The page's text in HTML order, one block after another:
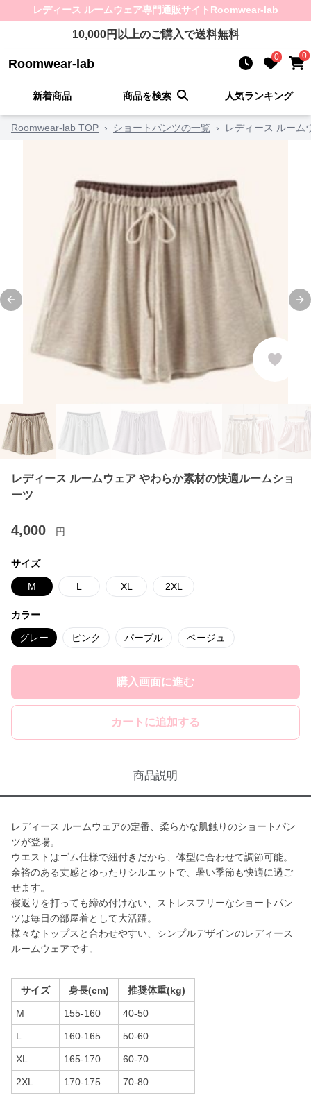
レディース ルームウェア専門通販サイト Roomwear-lab
10,000円以上のご購入で送料無料
Roomwear-lab 0 0
新着商品 商品を検索 人気ランキング
Roomwear-lab TOP › ショートパンツの一覧 › レディース ルーム
Previous slide
レディース ルームウェア やわらか素材の快適ルームショ
ーツ
4,000 円
サイズ
M L XL 2XL
カラー
グレー ピンク パープル ベージュ
購入画面に進む
カートに追加する
商品説明
レディース ルームウェアの定番、柔らかな肌触りのショートパン
ツが登場。
ウエストはゴム仕様で紐付きだから、体型に合わせて調節可能。
余裕のある丈感とゆったりシルエットで、暑い季節も快適に過ご
せます。
寝返りを打っても締め付けない、ストレスフリーなショートパン
ツは毎日の部屋着として大活躍。
様々なトップスと合わせやすい、シンプルデザインのレディース
ルームウェアです。
サイズ 身長(cm) 推奨体重(kg)
M 155-160 40-50
L 160-165 50-60
XL 165-170 60-70
2XL 170-175 70-80